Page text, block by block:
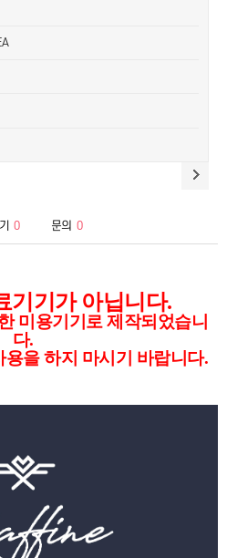
0 문의 0
기기가 아닙니다.
미용기기로 제작되었습니
다.
을 하지 마시기 바랍니다.